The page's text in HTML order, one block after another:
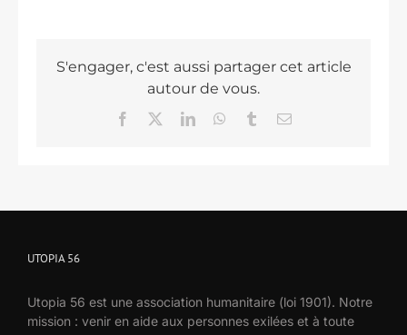
S'engager, c'est aussi partager cet article
autour de vous.
Facebook LinkedInWhatsAppTumblrEmail
UTOPIA 56
Utopia 56 est une association humanitaire (loi 1901). Notre
mission : venir en aide aux personnes exilées et à toute